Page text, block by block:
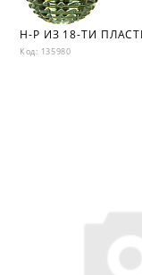
Н-Р ИЗ 18-ТИ
Код: 135980